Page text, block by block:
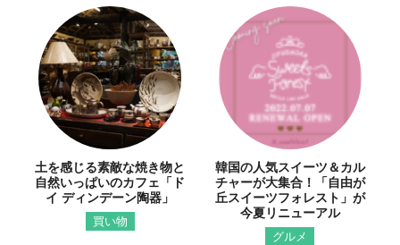
土を感じる素敵な焼き物と
自然いっぱいのカフェ「ド
イ ディンデーン陶器」
買い物
韓国の人気スイーツ＆カル
チャーが大集合！「自由が
丘スイーツフォレスト」が
今夏リニューアル
グルメ